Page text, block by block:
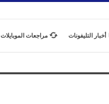
أخبار التليفونات مراجعات الموبايلات